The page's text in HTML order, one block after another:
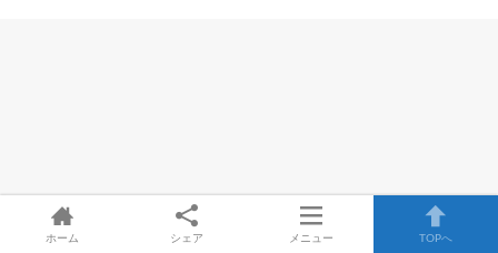
ホーム シェア メニュー TOPへ